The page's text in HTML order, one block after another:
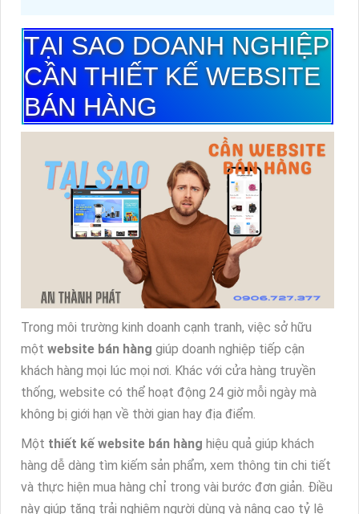
TẠI SAO DOANH NGHIỆP
CẦN THIẾT KẾ WEBSITE
BÁN HÀNG
Trong môi trường kinh doanh cạnh tranh, việc sở hữu
một website bán hàng giúp doanh nghiệp tiếp cận
khách hàng mọi lúc mọi nơi. Khác với cửa hàng truyền
thống, website có thể hoạt động 24 giờ mỗi ngày mà
không bị giới hạn về thời gian hay địa điểm.
Một thiết kế website bán hàng hiệu quả giúp khách
hàng dễ dàng tìm kiếm sản phẩm, xem thông tin chi tiết
và thực hiện mua hàng chỉ trong vài bước đơn giản. Điều
này giúp tăng trải nghiệm người dùng và nâng cao tỷ lệ